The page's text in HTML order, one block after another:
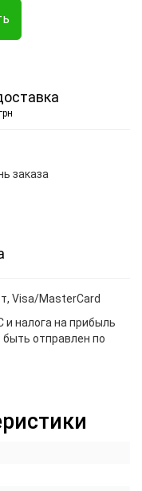
заказа
Visa/MasterCard
налога на прибыль
отправлен по